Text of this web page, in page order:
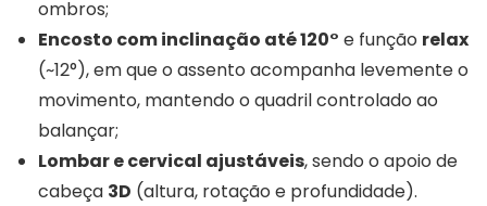
ombros;
Encosto com inclinação até 120° e função relax
(~12°), em que o assento acompanha levemente o
movimento, mantendo o quadril controlado ao
balançar;
Lombar e cervical ajustáveis, sendo o apoio de
cabeça 3D (altura, rotação e profundidade).